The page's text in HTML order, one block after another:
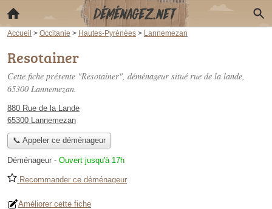
Accueil > Occitanie > Hautes-Pyrénées > Lannemezan
Resotainer
Cette fiche présente "Resotainer", déménageur situé rue de la lande,
65300 Lannemezan.
880 Rue de la Lande
65300 Lannemezan
📞 Appeler ce déménageur
Déménageur - Ouvert jusqu'à 17h
Recommander ce déménageur
Améliorer cette fiche